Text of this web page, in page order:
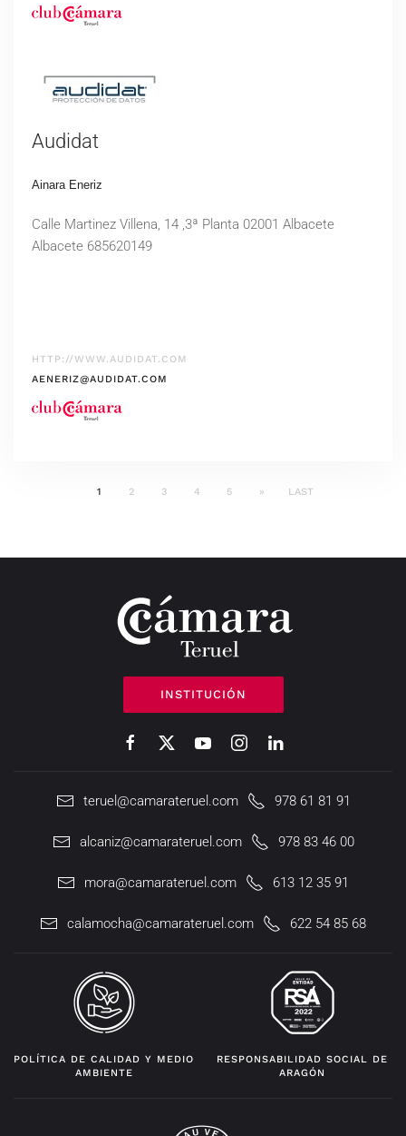
Audidat
Ainara Eneriz
Calle Martinez Villena, 14 ,3ª Planta 02001 Albacete
Albacete 685620149
HTTP://WWW.AUDIDAT.COM
AENERIZ@AUDIDAT.COM
1 2 3 4 5 » LAST
INSTITUCIÓN
teruel@camarateruel.com 978 61 81 91
alcaniz@camarateruel.com 978 83 46 00
mora@camarateruel.com 613 12 35 91
calamocha@camarateruel.com 622 54 85 68
POLÍTICA DE CALIDAD Y MEDIO
AMBIENTE
RESPONSABILIDAD SOCIAL DE
ARAGÓN